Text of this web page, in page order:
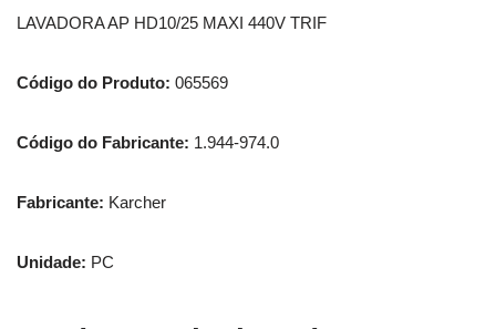
LAVADORA AP HD10/25 MAXI 440V TRIF
Código do Produto: 065569
Código do Fabricante: 1.944-974.0
Fabricante: Karcher
Unidade: PC